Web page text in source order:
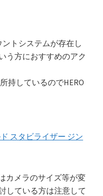
ントシステムが存在し
う方におすすめのアク
持しているのでHERO
ド スタビライザー ジン
カメラのサイズ等が変
している方は注意して